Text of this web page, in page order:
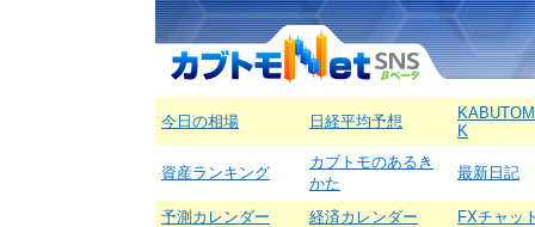
今日の相場 日経平均予想
K
資産ランキング
カブトモのあるき
かた
最新日記
予測カレンダー 経済カレンダー FXチャッ